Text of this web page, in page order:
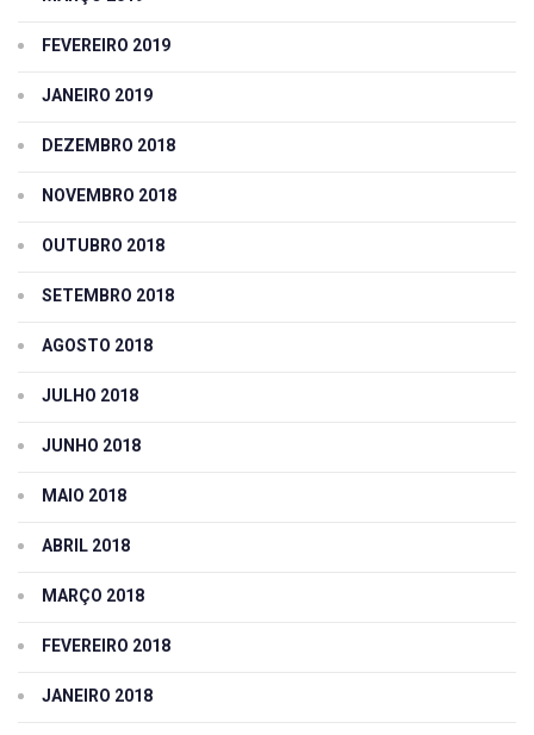
FEVEREIRO 2019
JANEIRO 2019
DEZEMBRO 2018
NOVEMBRO 2018
OUTUBRO 2018
SETEMBRO 2018
AGOSTO 2018
JULHO 2018
JUNHO 2018
MAIO 2018
ABRIL 2018
MARÇO 2018
FEVEREIRO 2018
JANEIRO 2018